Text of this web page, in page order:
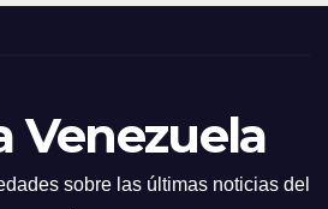
Venezuela
sobre las últimas noticias del